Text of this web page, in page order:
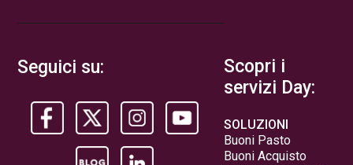
Seguici su:
Scopri i
servizi Day:
SOLUZIONI
Buoni Pasto
Buoni Acquisto